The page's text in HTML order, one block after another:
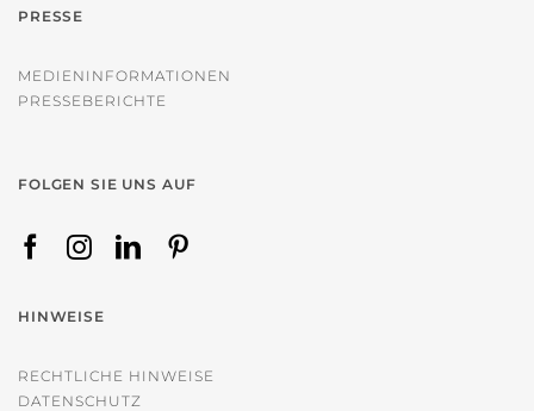
PRESSE
MEDIENINFORMATIONEN
PRESSEBERICHTE
FOLGEN SIE UNS AUF
HINWEISE
RECHTLICHE HINWEISE
DATENSCHUTZ